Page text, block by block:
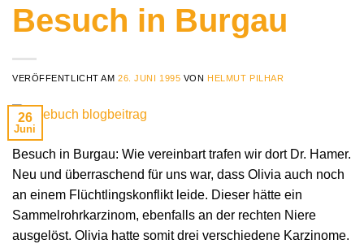
Besuch in Burgau
VERÖFFENTLICHT AM26. JUNI 1995 VON HELMUT PILHAR
26
Juni
Besuch in Burgau: Wie vereinbart trafen wir dort Dr. Hamer.
Neu und überraschend für uns war, dass Olivia auch noch
an einem Flüchtlingskonflikt leide. Dieser hätte ein
Sammelrohrkarzinom, ebenfalls an der rechten Niere
ausgelöst. Olivia hatte somit drei verschiedene Karzinome.